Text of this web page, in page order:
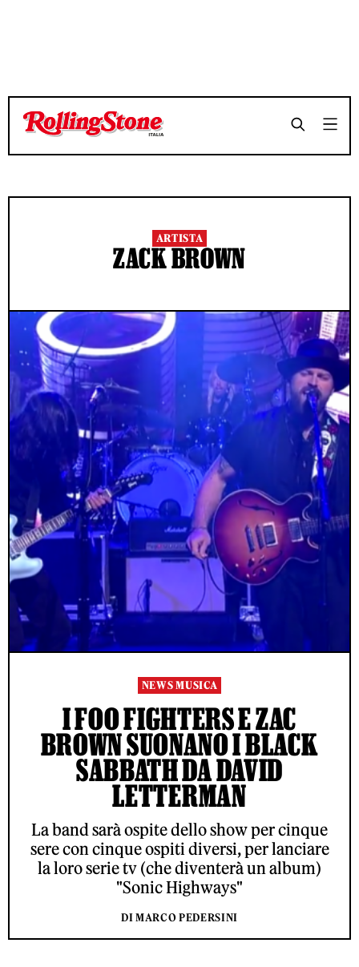
ARTISTA
ZACK BROWN
NEWS MUSICA
I FOO FIGHTERS E ZAC
BROWN SUONANO I BLACK
SABBATH DA DAVID
LETTERMAN
La band sarà ospite dello show per cinque
sere con cinque ospiti diversi, per lanciare
la loro serie tv (che diventerà un album)
"Sonic Highways"
DI MARCO PEDERSINI